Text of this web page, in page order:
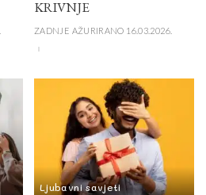
KRIVNJE
ZADNJE AŽURIRANO 16.03.2026.
Ljubavni savjeti